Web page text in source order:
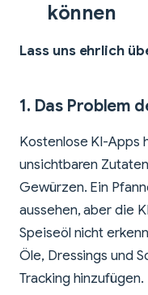
können
Lass uns ehrlich
1. Das Problem
Kostenlose KI-Apps
unsichtbaren
Gewürzen. Ein
aussehen, aber die
Speiseöl nicht
Öle, Dressings und
Tracking hinzufügen.